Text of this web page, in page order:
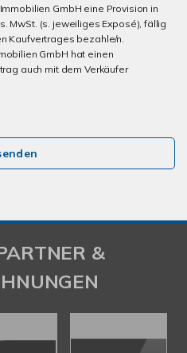
GmbH eine Provision in
MwSt. (s. jeweiliges Exposé), fällig
Kaufvertrages bezahle/n.
GmbH hat einen
auch mit dem Verkäufer
&